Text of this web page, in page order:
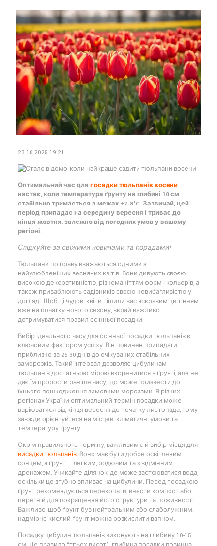
23.10.2025 19:21
Оптимальний час для посадки тюльпанів восени
настає, коли температура ґрунту на глибині 10 см
стабільно тримається в межах +7-8°C. Зазвичай, цей
період припадає на середину вересня і триває до
кінця жовтня, залежно від погодних умов у вашому
регіоні.
Слідкуйте за свіжими новинами та порадами!
Тюльпани по праву вважаються одними з
найулюбленіших весняних квітів. Вони дивують своєю
високою декоративністю, різноманіттям форм і кольорів, а
також приваблюють садівників своєю невибагливістю у
догляді. Щоб ці чудові квіти тішили вас яскравим цвітінням
вже на початку нового сезону, вкрай важливо
дотримуватися правил осінньої посадки.
Вибір ідеального часу для осінньої посадки тюльпанів є
ключовим фактором успіху. Він повинен припадати
приблизно за 25-30 днів до очікуваних стабільних
заморозків. Такий інтервал дозволяє цибулинам
тюльпанів достатньою мірою вкоренитися в ґрунті, але не
дає їм прорости раніше часу, що може призвести до
їхнього пошкодження зимовими морозами. В різних
регіонах України оптимальний термін посадки може
варіюватися від кінця вересня до початку листопада, тому
завжди орієнтуйтеся на місцеві кліматичні умови та
температуру ґрунту.
Окрім правильного терміну, важливим є й вибір місця для
висадки тюльпанів. Воно має бути добре освітленим
сонцем, а ґрунт — легким, родючим та з відмінним
дренажем. Уникайте ділянок, де може застоюватися вода,
оскільки це згубно впливає на цибулини. Перед посадкою
ґрунт рекомендується перекопати, внести компост або
перегній для покращення його структури та поживності.
Важливо, щоб ґрунт був нейтральним або слаболужним;
надмірно кислий ґрунт можна розкислити вапном.
Посадку цибулин тюльпанів виконують на глибину 10-15